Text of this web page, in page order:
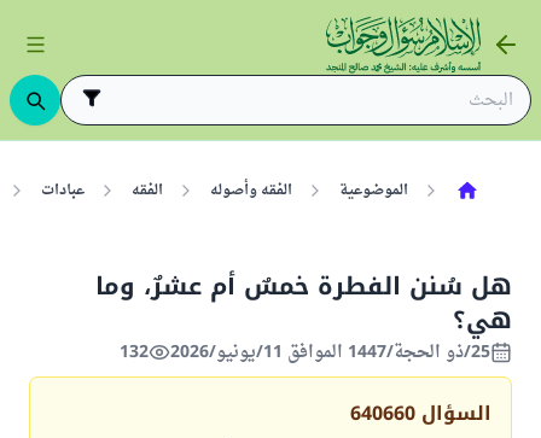
الموضوعية الفقه وأصوله الفقه عبادات
هل سُنن الفطرة خمسٌ أم عشرٌ، وما
هي؟
25/ذو الحجة/1447 الموافق 11/يونيو/2026 132
السؤال 640660